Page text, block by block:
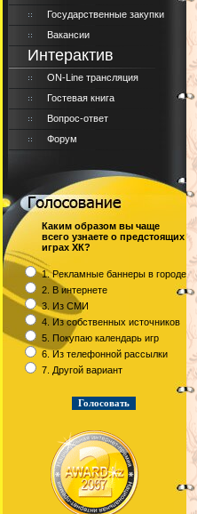
Государственные закупки
Вакансии
Интерактив
ON-Line трансляция
Гостевая книга
Вопрос-ответ
Форум
Каким образом вы чаще
всего узнаете о предстоящих
играх ХК?
1. Рекламные баннеры в городе
2. В интернете
3. Из СМИ
4. Из собственных источников
5. Покупаю календарь игр
6. Из телефонной рассылки
7. Другой вариант